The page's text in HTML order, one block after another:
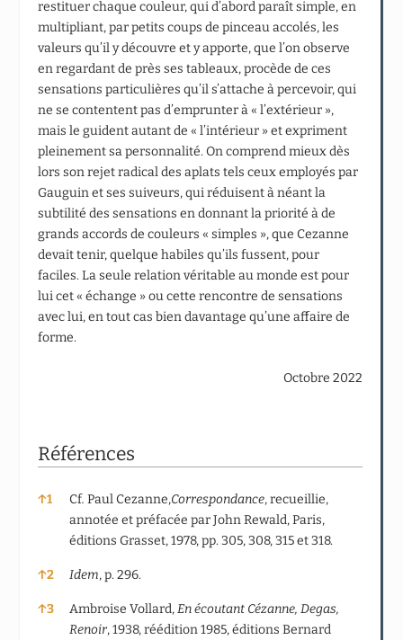
restituer chaque couleur, qui d’abord paraît simple, en
multipliant, par petits coups de pinceau accolés, les
valeurs qu’il y découvre et y apporte, que l’on observe
en regardant de près ses tableaux, procède de ces
sensations particulières qu’il s’attache à percevoir, qui
ne se contentent pas d’emprunter à « l’extérieur »,
mais le guident autant de « l’intérieur » et expriment
pleinement sa personnalité. On comprend mieux dès
lors son rejet radical des aplats tels ceux employés par
Gauguin et ses suiveurs, qui réduisent à néant la
subtilité des sensations en donnant la priorité à de
grands accords de couleurs « simples », que Cezanne
devait tenir, quelque habiles qu’ils fussent, pour
faciles. La seule relation véritable au monde est pour
lui cet « échange » ou cette rencontre de sensations
avec lui, en tout cas bien davantage qu’une affaire de
forme.
Octobre 2022
Références
Références
↑1 Cf.Paul Cezanne,Correspondance, recueillie,
annotée et préfacée par John Rewald, Paris,
éditions Grasset, 1978, pp. 305, 308, 315 et 318.
↑2 Idem, p. 296.
↑3 Ambroise Vollard,En écoutant Cézanne, Degas,
Renoir, 1938, réédition 1985, éditions Bernard